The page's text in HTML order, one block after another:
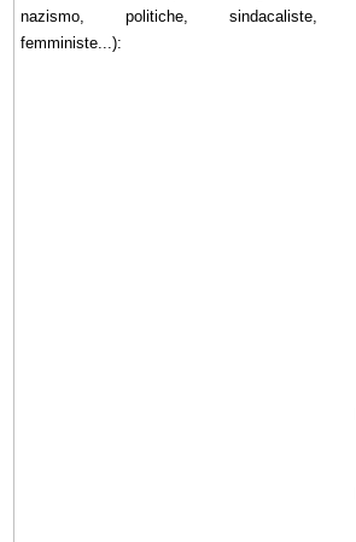
nazismo, politiche, sindacaliste,
femministe...):